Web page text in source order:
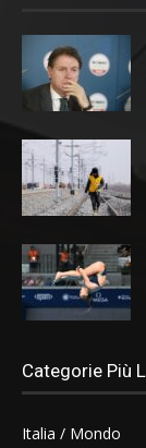
Categorie Più
Italia / Mondo